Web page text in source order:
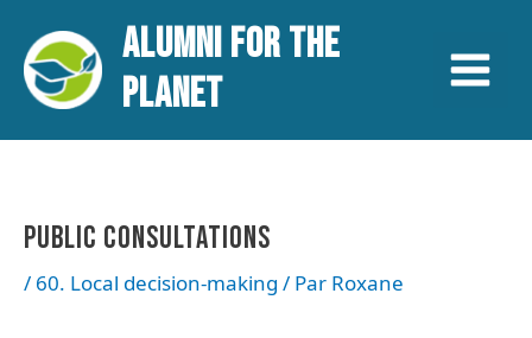
contenu
ALUMNI FOR THE
PLANET
Menu
PUBLIC CONSULTATIONS
/ 60. Local decision-making / Par Roxane
des
articles